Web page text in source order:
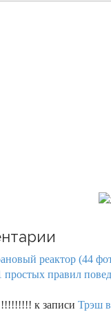
реактор (44
простых правил
к записи Трэш в